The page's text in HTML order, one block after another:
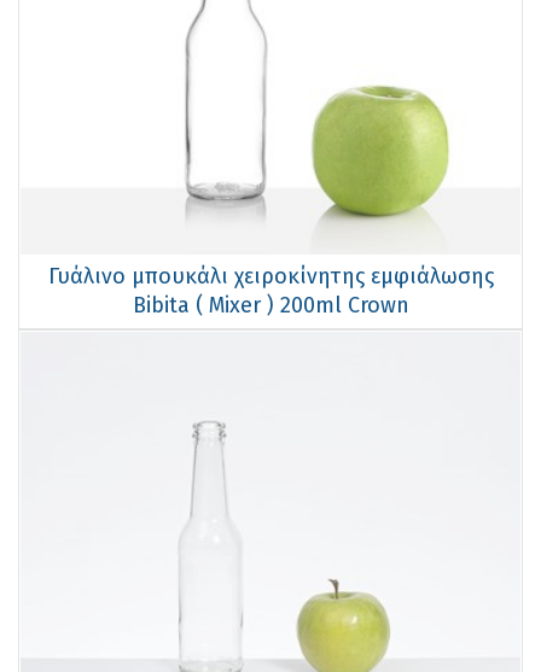
Γυάλινο μπουκάλι χειροκίνητης εμφιάλωσης
Bibita ( Mixer ) 200ml Crown